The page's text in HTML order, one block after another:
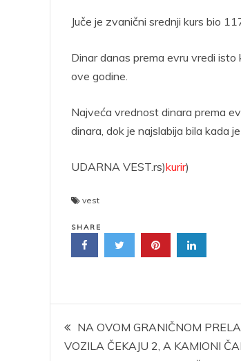
Juče je zvanični srednji kurs bio
Dinar danas prema evru vredi
ove godine.
Najveća vrednost dinara prema
dinara, dok je najslabija bila kada
UDARNA VEST.rs)kurir)
vest
SHARE
Kretanje
NA OVOM GRANIČNOM
VOZILA ČEKAJU 2, A KAMIONI